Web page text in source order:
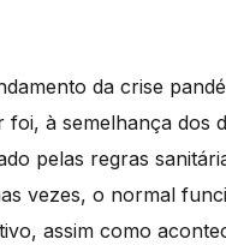
da crise
foi, à semelhança dos
pelas regras
vezes, o normal
assim como